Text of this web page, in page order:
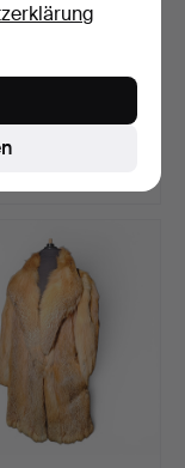
Wandteppich mit
des h…
Aug 2026